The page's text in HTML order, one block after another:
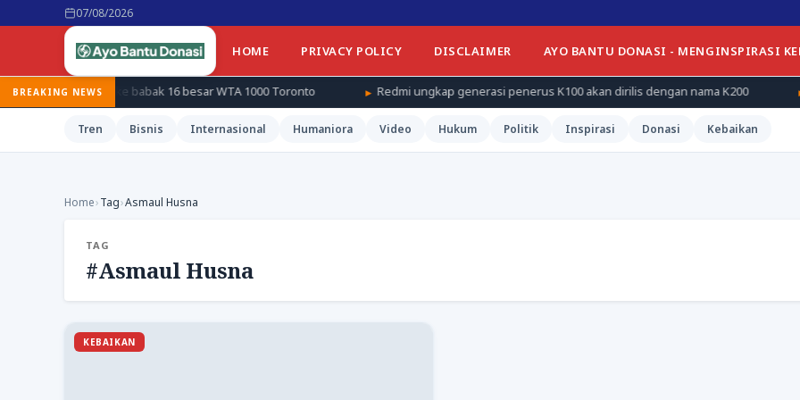
07/08/2026
HOME PRIVACY POLICY DISCLAIMER AYO BANTU DONASI - MENGINSPIRASI
BREAKING NEWS
melaju ke babak 16 besar WTA 1000 Toronto Redmi ungkap generasi penerus K100 akan dirilis dengan nama K200 Unhas
Tren Bisnis Internasional Humaniora Video Hukum Politik Inspirasi Donasi Kebaikan
Home›Tag›Asmaul Husna
TAG
#Asmaul Husna
KEBAIKAN